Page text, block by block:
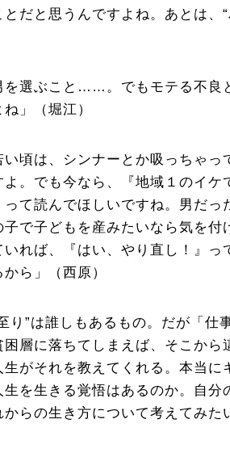
とだと思うんですよね。あとは、
を選ぶこと……。でもモテる不良
」（堀江）
い頃は、シンナーとか吸っちゃ
よ。でも今なら、『地域１のイ
って読んでほしいですね。男だっ
子で子どもを産みたいなら気を
いれば、『はい、やり直し！』
ら」（西原）
り”は誰しもあるもの。だが「
困層に落ちてしまえば、そこか
生がそれを教えてくれる。本当
生を生きる覚悟はあるのか。自
からの生き方について考えてみた